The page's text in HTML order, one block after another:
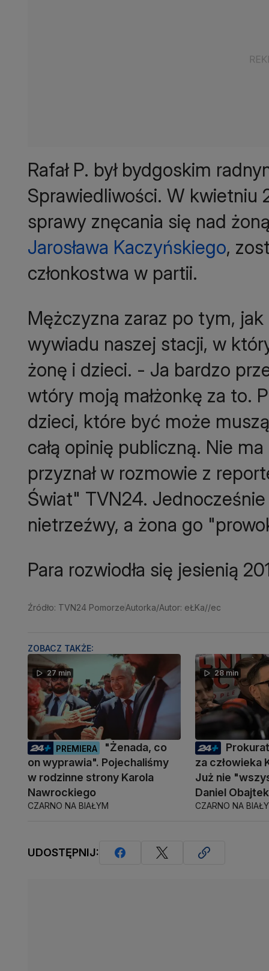
Rafał P. był bydgoskim
Sprawiedliwości. W kwietniu
sprawy znęcania się nad
Jarosława Kaczyńskiego,
członkostwa w partii.
Mężczyzna zaraz po tym, jak
wywiadu naszej stacji, w
żonę i dzieci. - Ja bardzo
wtóry moją małżonkę za to.
dzieci, które być może
całą opinię publiczną. Nie
przyznał w rozmowie z
Świat" TVN24. Jednocześnie
nietrzeźwy, a żona go
Para rozwiodła się jesienią
Źródło: TVN24 PomorzeAutorka/Autor: eŁKa//ec
ZOBACZ TAKŻE:
27 min
PREMIERA
"Żenada, co
on wyprawia". Pojechaliśmy
w rodzinne strony Karola
Nawrockiego
CZARNO NA BIAŁYM
28 min
za człowieka
Już nie
Daniel
CZARNO NA
UDOSTĘPNIJ: